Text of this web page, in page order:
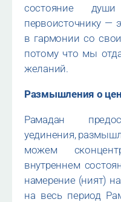
состояние
первоисточнику —
в гармонии со
потому что мы
желаний.
Размышления о
Рамадан
уединения,
можем
внутреннем
намерение (ният)
на весь период